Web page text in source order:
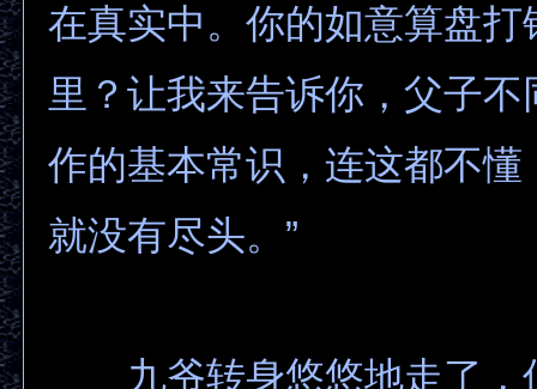
在真实中。你的如意算盘打
里？让我来告诉你，父子
作的基本常识，连这都不懂
就没有尽头。”
九爷转身悠悠地走了，